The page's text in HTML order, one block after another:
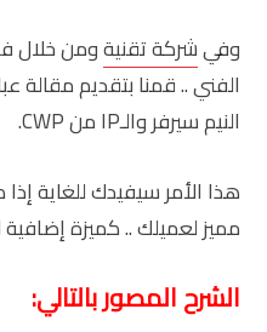
وفيشركة تقنيةومن خلال
الفني .. قمنا بتقديم مقالة
النيم سيرفر والـIP من CWP.
هذا الأمر سيفيدك للغاية
مميز لعميلك .. كميزة
الشرح المصور بالتالي: